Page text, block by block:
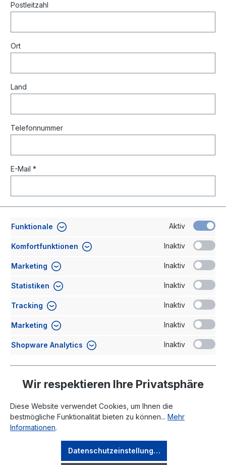
Postleitzahl
Ort
Land
Telefonnummer
E-Mail *
Lieferanschrift (falls abweichend)
Kommentar
der Verarbeitung meiner Daten zu.
Rechtliches
Funktionale Aktiv
Komfortfunktionen Inaktiv
Marketing Inaktiv
Statistiken Inaktiv
Tracking Inaktiv
Marketing Inaktiv
Shopware Analytics Inaktiv
Wir respektieren Ihre Privatsphäre
Diese Website verwendet Cookies, um Ihnen die
bestmögliche Funktionalität bieten zu können... Mehr
Informationen.
Datenschutzeinstellungen